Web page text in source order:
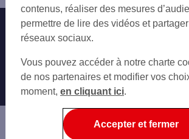
Nos engagements Nous
Autres sites SG
Professionnels
Entreprises
Associations
contenus, réaliser des mesures
permettre de lire des vidéos et
réseaux sociaux.
Vous pouvez accéder à notre charte
de nos partenaires et modifier vos
moment, en cliquant ici.
Accepter et fermer